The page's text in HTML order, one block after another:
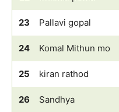
23 Pallavi gopal
24 Komal Mithun mo
25 kiran rathod
26 Sandhya